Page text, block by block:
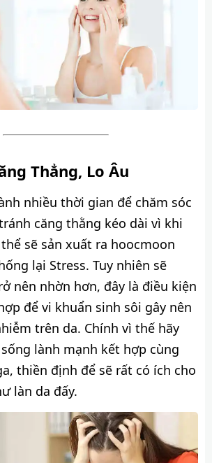
Thẳng, Lo Âu
nhiều thời gian để chăm sóc
căng thằng kéo dài vì khi
sẽ sản xuất ra hoocmoon
lại Stress. Tuy nhiên sẽ
nên nhờn hơn, đây là điều kiện
để vi khuẩn sinh sôi gây nên
trên da. Chính vì thế hãy
lành mạnh kết hợp cùng
thiền định để sẽ rất có ích cho
làn da đấy.